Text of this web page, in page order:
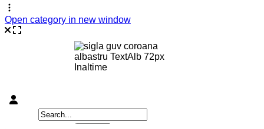
Open category in new window